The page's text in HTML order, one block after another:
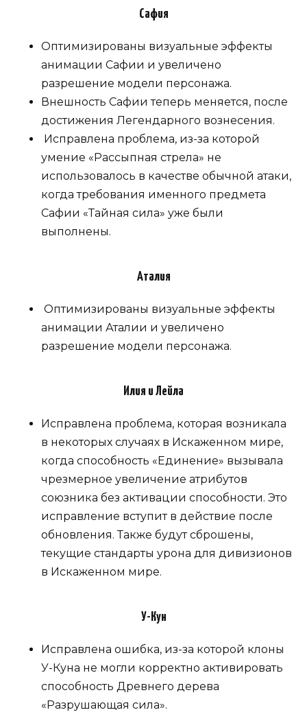
Сафия
Оптимизированы визуальные эффекты
анимации Сафии и увеличено
разрешение модели персонажа.
Внешность Сафии теперь меняется, после
достижения Легендарного вознесения.
Исправлена ​​проблема, из-за которой
умение «Рассыпная стрела» не
использовалось в качестве обычной атаки,
когда требования именного предмета
Сафии «Тайная сила» уже были
выполнены.
Аталия
Оптимизированы визуальные эффекты
анимации Аталии и увеличено
разрешение модели персонажа.
Илия и Лейла
Исправлена ​​проблема, которая возникала
в некоторых случаях в Искаженном мире,
когда способность «Единение» вызывала
чрезмерное увеличение атрибутов
союзника без активации способности. Это
исправление вступит в действие после
обновления. Также будут сброшены,
текущие стандарты урона для дивизионов
в Искаженном мире.
У-Кун
Исправлена ​​ошибка, из-за которой клоны
У-Куна не могли корректно активировать
способность Древнего дерева
«Разрушающая сила».